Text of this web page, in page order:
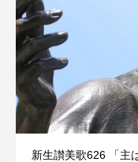
に応えて
新生讃美歌626 「主